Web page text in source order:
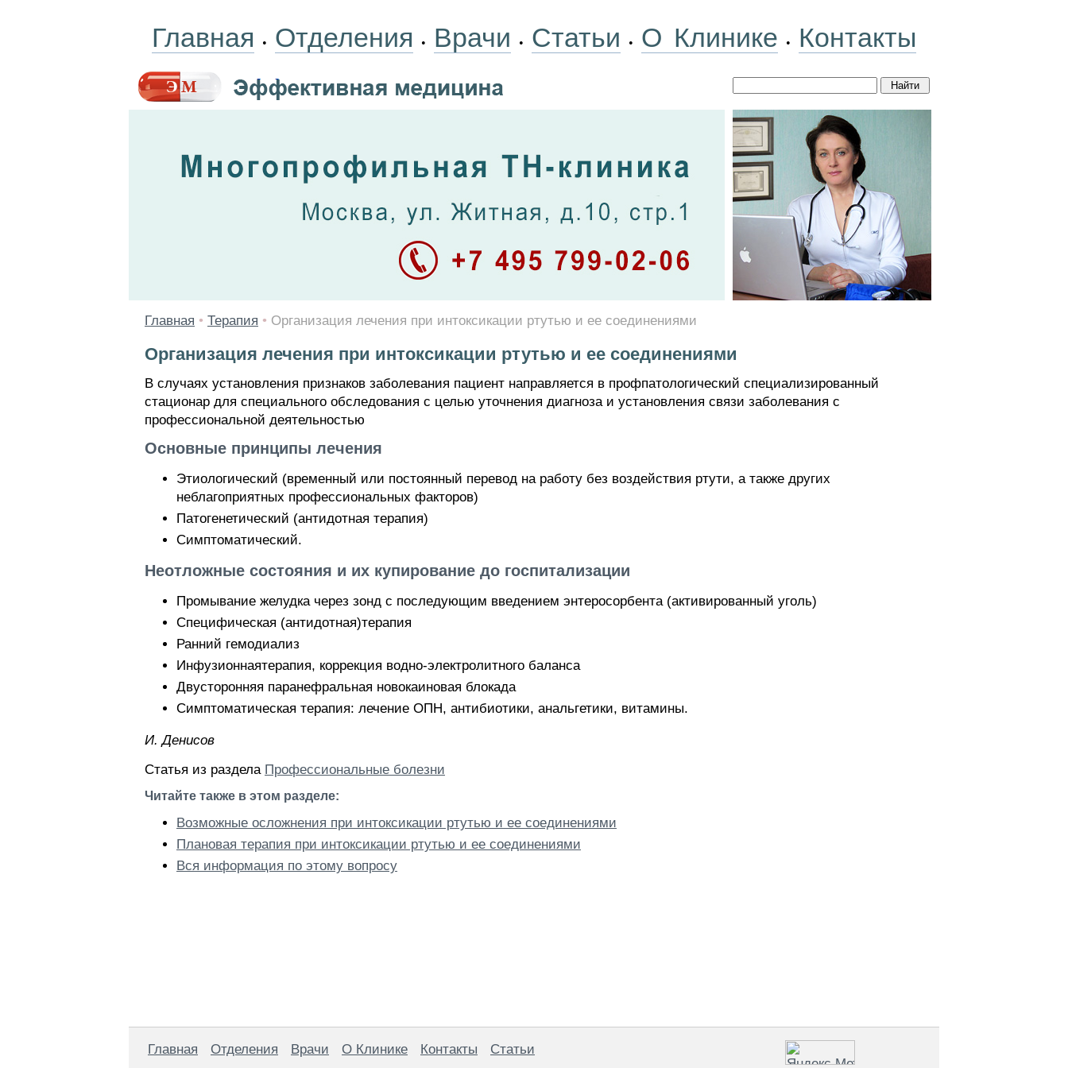
Главная • Отделения • Врачи • Статьи • О Клинике • Контакты
Главная • Терапия • Организация лечения при интоксикации ртутью и ее соединениями
Организация лечения при интоксикации ртутью и ее соединениями
В случаях установления признаков заболевания пациент направляется в профпатологический специализированный
стационар для специального обследования с целью уточнения диагноза и установления связи заболевания с
профессиональной деятельностью
Основные принципы лечения
Этиологический (временный или постоянный перевод на работу без воздействия ртути, а также других
неблагоприятных профессиональных факторов)
Патогенетический (антидотная терапия)
Симптоматический.
Неотложные состояния и их купирование до госпитализации
Промывание желудка через зонд с последующим введением энтеросорбента (активированный уголь)
Специфическая (антидотная)терапия
Ранний гемодиализ
Инфузионнаятерапия, коррекция водно-электролитного баланса
Двусторонняя паранефральная новокаиновая блокада
Симптоматическая терапия: лечение ОПН, антибиотики, анальгетики, витамины.
И. Дeниcoв
Статья из раздела Профессиональные болезни
Читайте также в этом разделе:
Возможные осложнения при интоксикации ртутью и ее соединениями
Плановая терапия при интоксикации ртутью и ее соединениями
Вся информация по этому вопросу
Главная Отделения Врачи О Клинике Контакты Статьи